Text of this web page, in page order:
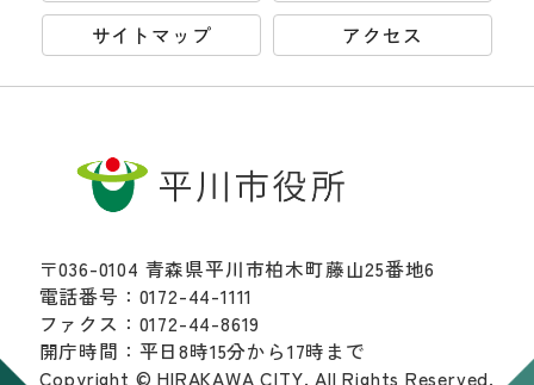
サイトマップ
アクセス
〒036-0104 青森県平川市柏木町藤山25番地6
電話番号：0172-44-1111
ファクス：0172-44-8619
開庁時間：平日8時15分から17時まで
Copyright © HIRAKAWA CITY. All Rights Reserved.